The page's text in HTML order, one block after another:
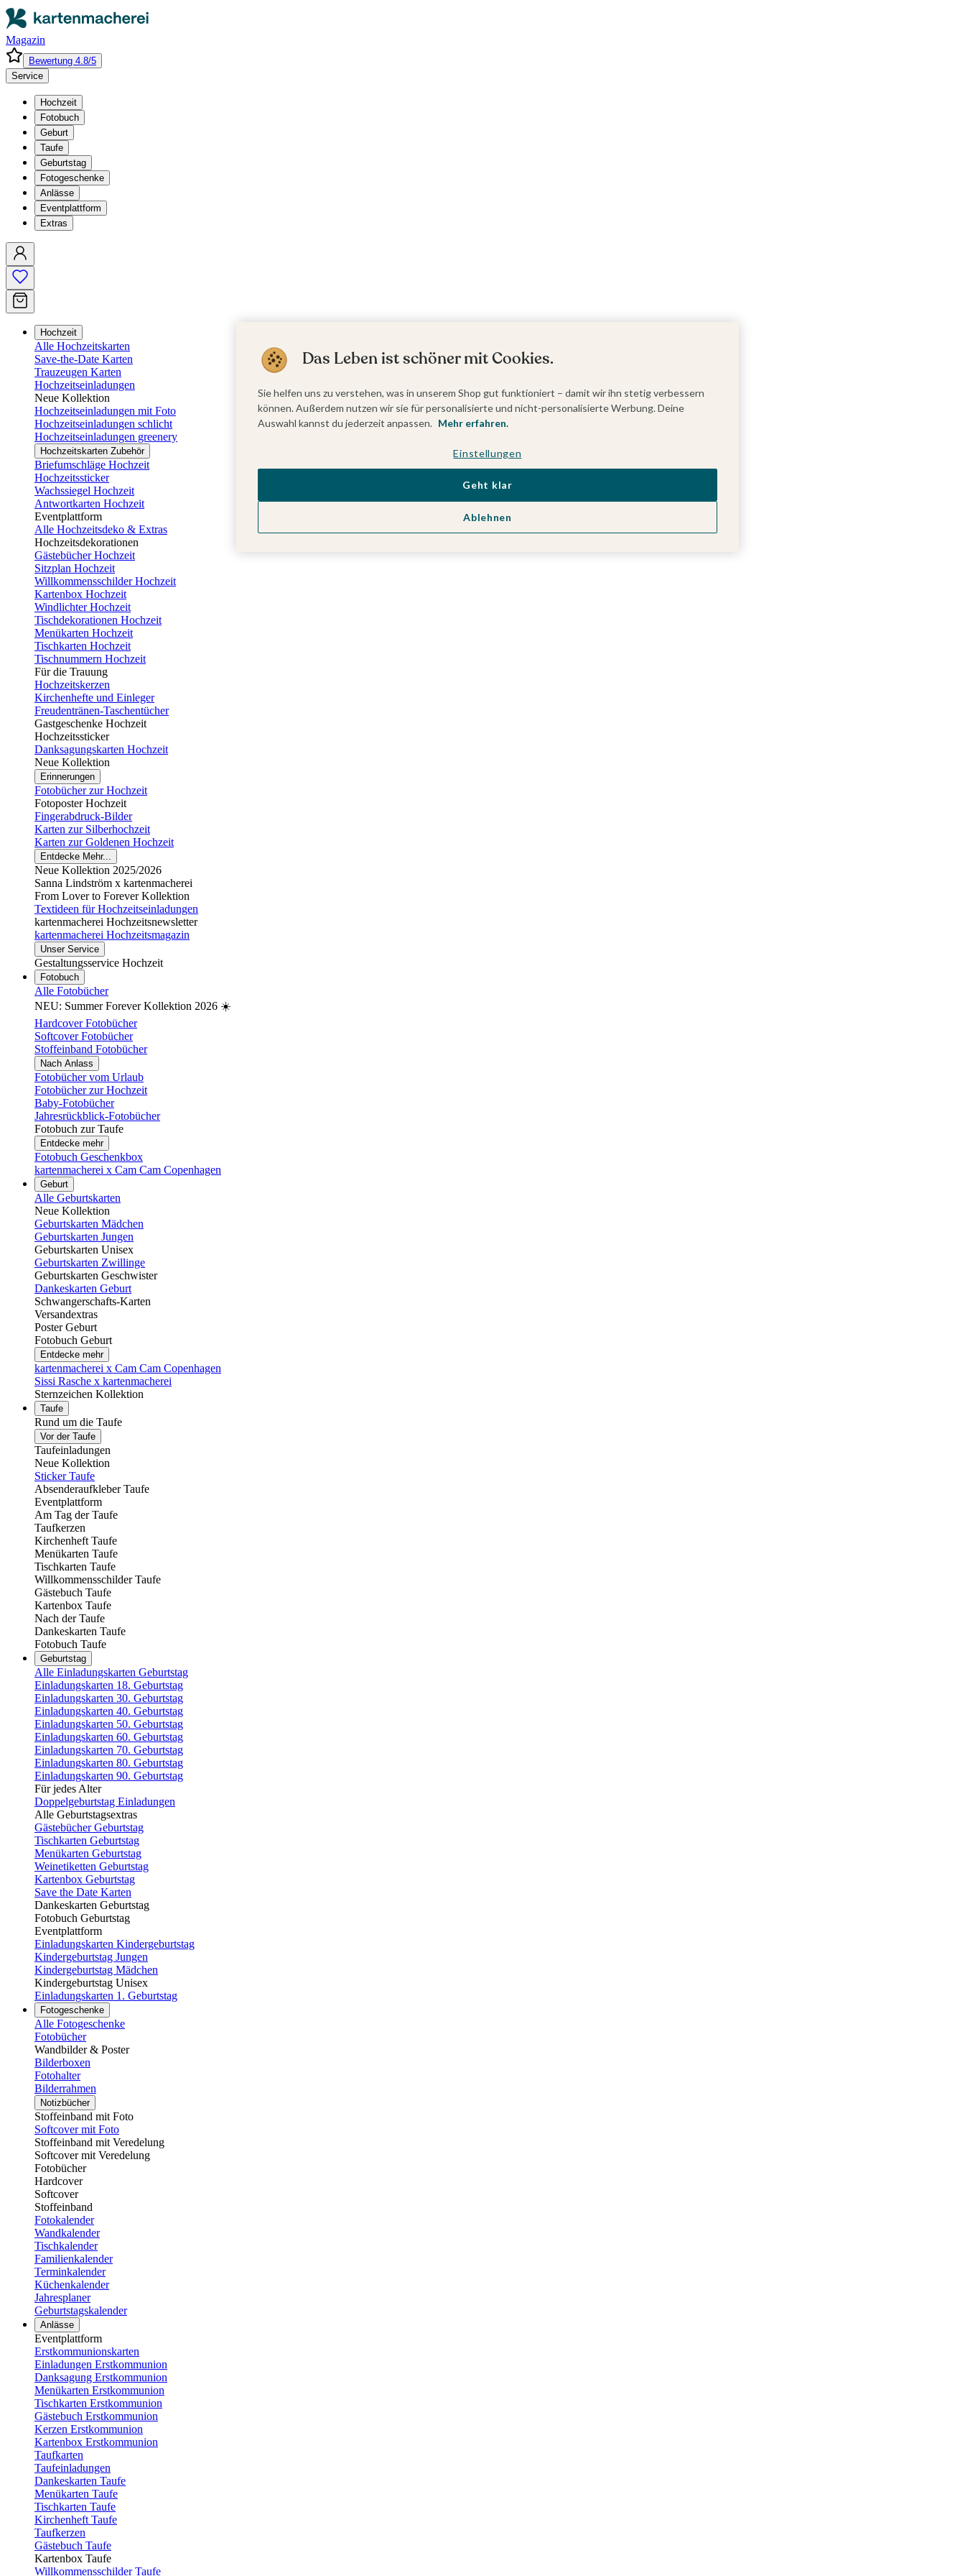
Magazin
Bewertung 4.8/5
Service
Hochzeit
Fotobuch
Geburt
Taufe
Geburtstag
Fotogeschenke
Anlässe
Eventplattform
Extras
Hochzeit
Alle Hochzeitskarten
Save-the-Date Karten
Trauzeugen Karten
Hochzeitseinladungen
Neue Kollektion
Hochzeitseinladungen mit Foto
Hochzeitseinladungen schlicht
Hochzeitseinladungen greenery
Hochzeitskarten Zubehör
Briefumschläge Hochzeit
Hochzeitssticker
Wachssiegel Hochzeit
Antwortkarten Hochzeit
Eventplattform
Alle Hochzeitsdeko & Extras
Hochzeitsdekorationen
Gästebücher Hochzeit
Sitzplan Hochzeit
Willkommensschilder Hochzeit
Kartenbox Hochzeit
Windlichter Hochzeit
Tischdekorationen Hochzeit
Menükarten Hochzeit
Tischkarten Hochzeit
Tischnummern Hochzeit
Für die Trauung
Hochzeitskerzen
Kirchenhefte und Einleger
Freudentränen-Taschentücher
Gastgeschenke Hochzeit
Hochzeitssticker
Danksagungskarten Hochzeit
Neue Kollektion
Erinnerungen
Fotobücher zur Hochzeit
Fotoposter Hochzeit
Fingerabdruck-Bilder
Karten zur Silberhochzeit
Karten zur Goldenen Hochzeit
Entdecke Mehr...
Neue Kollektion 2025/2026
Sanna Lindström x kartenmacherei
From Lover to Forever Kollektion
Textideen für Hochzeitseinladungen
kartenmacherei Hochzeitsnewsletter
kartenmacherei Hochzeitsmagazin
Unser Service
Gestaltungsservice Hochzeit
Fotobuch
Alle Fotobücher
NEU: Summer Forever Kollektion 2026 ☀️
Hardcover Fotobücher
Softcover Fotobücher
Stoffeinband Fotobücher
Nach Anlass
Fotobücher vom Urlaub
Fotobücher zur Hochzeit
Baby-Fotobücher
Jahresrückblick-Fotobücher
Fotobuch zur Taufe
Entdecke mehr
Fotobuch Geschenkbox
kartenmacherei x Cam Cam Copenhagen
Geburt
Alle Geburtskarten
Neue Kollektion
Geburtskarten Mädchen
Geburtskarten Jungen
Geburtskarten Unisex
Geburtskarten Zwillinge
Geburtskarten Geschwister
Dankeskarten Geburt
Schwangerschafts-Karten
Versandextras
Poster Geburt
Fotobuch Geburt
Entdecke mehr
kartenmacherei x Cam Cam Copenhagen
Sissi Rasche x kartenmacherei
Sternzeichen Kollektion
Taufe
Rund um die Taufe
Vor der Taufe
Taufeinladungen
Neue Kollektion
Sticker Taufe
Absenderaufkleber Taufe
Eventplattform
Am Tag der Taufe
Taufkerzen
Kirchenheft Taufe
Menükarten Taufe
Tischkarten Taufe
Willkommensschilder Taufe
Gästebuch Taufe
Kartenbox Taufe
Nach der Taufe
Dankeskarten Taufe
Fotobuch Taufe
Geburtstag
Alle Einladungskarten Geburtstag
Einladungskarten 18. Geburtstag
Einladungskarten 30. Geburtstag
Einladungskarten 40. Geburtstag
Einladungskarten 50. Geburtstag
Einladungskarten 60. Geburtstag
Einladungskarten 70. Geburtstag
Einladungskarten 80. Geburtstag
Einladungskarten 90. Geburtstag
Für jedes Alter
Doppelgeburtstag Einladungen
Alle Geburtstagsextras
Gästebücher Geburtstag
Tischkarten Geburtstag
Menükarten Geburtstag
Weinetiketten Geburtstag
Kartenbox Geburtstag
Save the Date Karten
Dankeskarten Geburtstag
Fotobuch Geburtstag
Eventplattform
Einladungskarten Kindergeburtstag
Kindergeburtstag Jungen
Kindergeburtstag Mädchen
Kindergeburtstag Unisex
Einladungskarten 1. Geburtstag
Fotogeschenke
Alle Fotogeschenke
Fotobücher
Wandbilder & Poster
Bilderboxen
Fotohalter
Bilderrahmen
Notizbücher
Stoffeinband mit Foto
Softcover mit Foto
Stoffeinband mit Veredelung
Softcover mit Veredelung
Fotobücher
Hardcover
Softcover
Stoffeinband
Fotokalender
Wandkalender
Tischkalender
Familienkalender
Terminkalender
Küchenkalender
Jahresplaner
Geburtstagskalender
Anlässe
Eventplattform
Erstkommunionskarten
Einladungen Erstkommunion
Danksagung Erstkommunion
Menükarten Erstkommunion
Tischkarten Erstkommunion
Gästebuch Erstkommunion
Kerzen Erstkommunion
Kartenbox Erstkommunion
Taufkarten
Taufeinladungen
Dankeskarten Taufe
Menükarten Taufe
Tischkarten Taufe
Kirchenheft Taufe
Taufkerzen
Gästebuch Taufe
Kartenbox Taufe
Willkommensschilder Taufe
Das Leben ist schöner mit Cookies.
Sie helfen uns zu verstehen, was in unserem Shop gut funktioniert – damit wir ihn stetig verbessern
können. Außerdem nutzen wir sie für personalisierte und nicht-personalisierte Werbung. Deine
Auswahl kannst du jederzeit anpassen. Mehr erfahren.
Einstellungen
Ablehnen
Geht klar